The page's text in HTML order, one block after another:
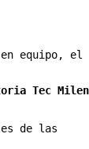
equipo, el
Tec
de las